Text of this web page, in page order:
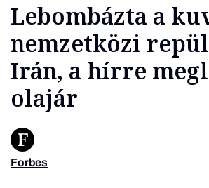
Vagy fedezze fel a
Lebombázta a
nemzetközi
Irán, a hírre
olajár
Forbes